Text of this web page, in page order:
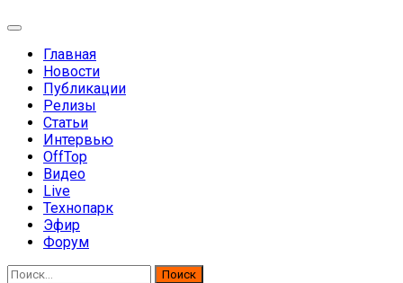
Главная
Новости
Публикации
Релизы
Статьи
Интервью
OffTop
Видео
Live
Технопарк
Эфир
Форум
Найти: